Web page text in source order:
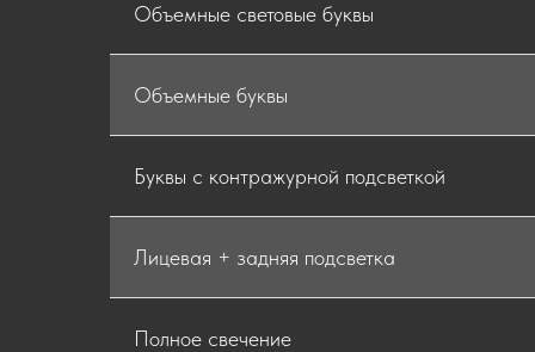
Объемные световые буквы
Объемные буквы
Буквы с контражурной подсветкой
Лицевая + задняя подсветка
Полное свечение